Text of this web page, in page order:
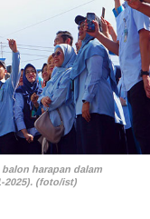
harapan dalam
2025). (foto/ist)